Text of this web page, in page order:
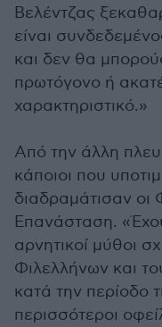
Βελέντζας
είναι
και δεν θα
πρωτόγονο ή
χαρακτηριστικό.»
Από την άλλη
κάποιοι που
διαδραμάτισαν οι
Επανάσταση.
αρνητικοί μύθοι
Φιλελλήνων και
κατά την περίοδο
περισσότεροι